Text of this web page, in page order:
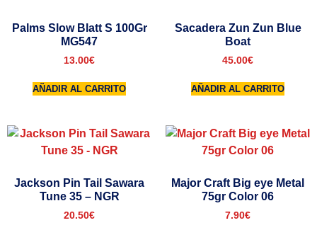
Palms Slow Blatt S 100Gr
MG547
13.00€
AÑADIR AL CARRITO
Sacadera Zun Zun Blue
Boat
45.00€
AÑADIR AL CARRITO
Jackson Pin Tail Sawara
Tune 35 – NGR
20.50€
Major Craft Big eye Metal
75gr Color 06
7.90€